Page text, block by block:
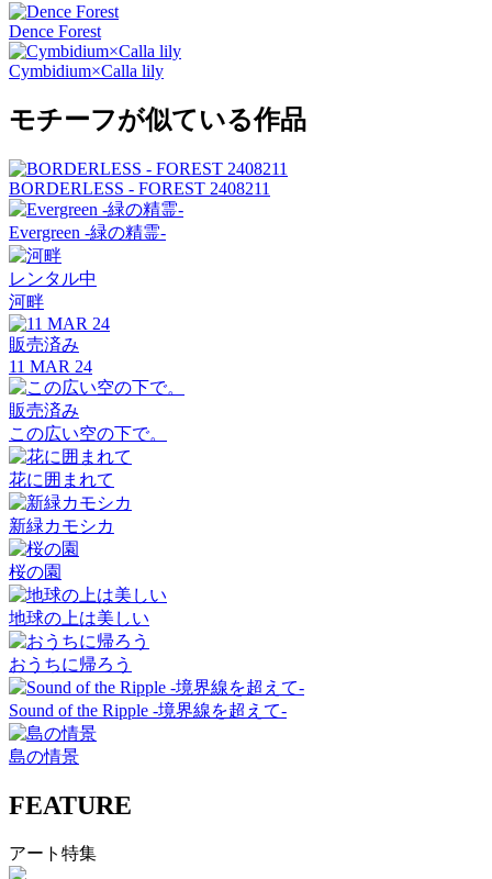
Dence Forest
Cymbidium×Calla lily
モチーフが似ている作品
BORDERLESS - FOREST 2408211
Evergreen -緑の精霊-
レンタル中
河畔
販売済み
11 MAR 24
販売済み
この広い空の下で。
花に囲まれて
新緑カモシカ
桜の園
地球の上は美しい
おうちに帰ろう
Sound of the Ripple -境界線を超えて-
島の情景
FEATURE
アート特集